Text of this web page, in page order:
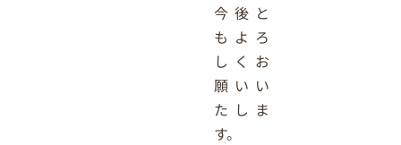
今後と
もよろ
しくお
願いい
たしま
す。